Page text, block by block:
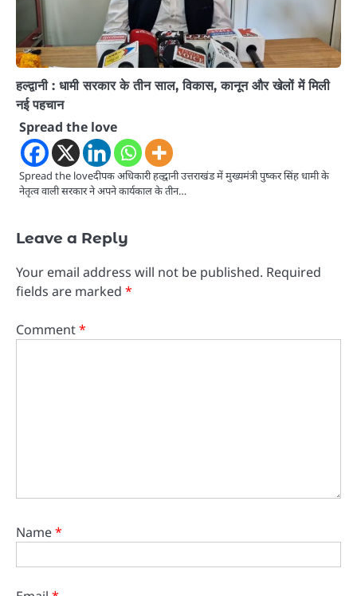
हल्द्वानी : धामी सरकार के तीन साल, विकास, कानून और खेलों में मिली
नई पहचान
Spread the love
Spread the loveदीपक अधिकारी हल्द्वानी उत्तराखंड में मुख्यमंत्री पुष्कर सिंह धामी के
नेतृत्व वाली सरकार ने अपने कार्यकाल के तीन…
Leave a Reply
Your email address will not be published. Required
fields are marked *
Comment*
Name*